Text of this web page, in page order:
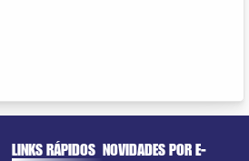
LINKS RÁPIDOS NOVIDADES POR E-